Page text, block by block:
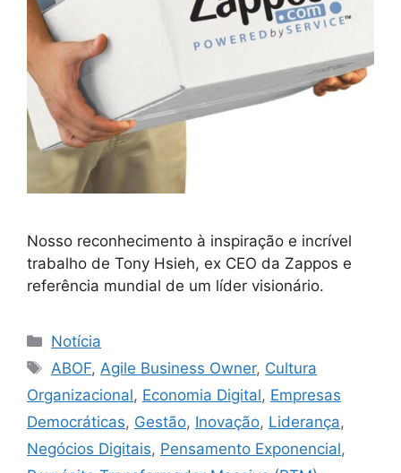
Nosso reconhecimento à inspiração e incrível
trabalho de Tony Hsieh, ex CEO da Zappos e
referência mundial de um líder visionário.
Notícia
ABOF, Agile Business Owner, Cultura
Organizacional, Economia Digital, Empresas
Democráticas, Gestão, Inovação, Liderança,
Negócios Digitais, Pensamento Exponencial,